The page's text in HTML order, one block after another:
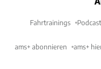
Fahrtrainings Podcast
ams+ abonnieren ams+